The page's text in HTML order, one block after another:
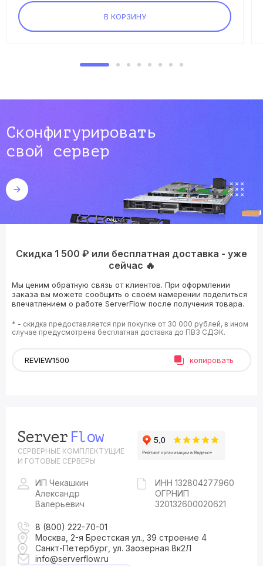
В КОРЗИНУ
Сконфигурировать
свой сервер
Скидка 1 500 ₽ или бесплатная доставка - уже
сейчас 🔥
Мы ценим обратную связь от клиентов. При оформлении
заказа вы можете сообщить о своём намерении поделиться
впечатлением о работе ServerFlow после получения товара.
* - скидка предоставляется при покупке от 30 000 рублей, в ином
случае предусмотрена бесплатная доставка до ПВЗ СДЭК.
копировать
СЕРВЕРНЫЕ КОМПЛЕКТУЩИЕ
И ГОТОВЫЕ СЕРВЕРЫ
ИП Чекашкин
Александр
Валерьевич
ИНН 132804277960
ОГРНИП
320132600020621
8 (800) 222-70-01
Москва, 2-я Брестская ул., 39 строение 4
Санкт-Петербург, ул. Заозерная 8к2Л
info@serverflow.ru